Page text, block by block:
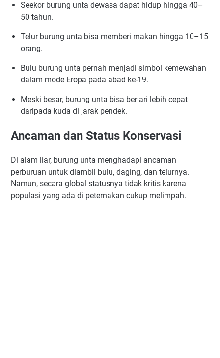
Seekor burung unta dewasa dapat hidup hingga 40–
50 tahun.
Telur burung unta bisa memberi makan hingga 10–15
orang.
Bulu burung unta pernah menjadi simbol kemewahan
dalam mode Eropa pada abad ke-19.
Meski besar, burung unta bisa berlari lebih cepat
daripada kuda di jarak pendek.
Ancaman dan Status Konservasi
Di alam liar, burung unta menghadapi ancaman
perburuan untuk diambil bulu, daging, dan telurnya.
Namun, secara global statusnya tidak kritis karena
populasi yang ada di peternakan cukup melimpah.